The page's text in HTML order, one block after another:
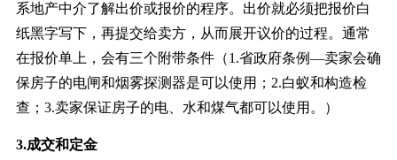
系地产中介了解出价或报价的程序。出价就必须把报价白
纸黑字写下，再提交给卖方，从而展开议价的过程。通常
在报价单上，会有三个附带条件（1.省政府条例—卖家会确
保房子的电闸和烟雾探测器是可以使用；2.白蚁和构造检
查；3.卖家保证房子的电、水和煤气都可以使用。）
3.成交和定金